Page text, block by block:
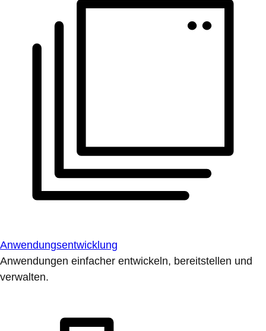
Anwendungsentwicklung
Anwendungen einfacher entwickeln, bereitstellen und
verwalten.